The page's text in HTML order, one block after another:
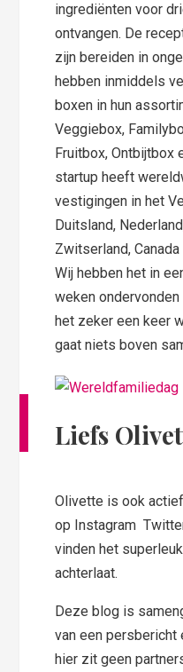
ingrediënten voor
ontvangen. De
zijn bereiden in
hebben inmiddels
boxen in hun
Veggiebox,
Fruitbox, Ontbijtbox
startup heeft
vestigingen in het
Duitsland,
Zwitserland,
Wij hebben het in
weken
het zeker een keer
gaat niets boven
Liefs
Olivette is ook actief
op Instagram
vinden het
achterlaat.
Deze blog is
van een persbericht
hier zit geen